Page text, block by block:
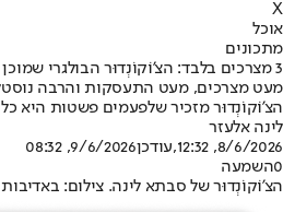
X
אוכל
מתכונים
3 מצרכים בלבד: הצ'וֹקוֹנְדוּר הבולגרי שמוכן כמעט מעצמו
מעט מצרכים, מעט התעסקות והרבה
הצ'וֹקוֹנְדוּר מזכיר שלפעמים פשטות היא
לינה אלעזר
8/6/2026, 12:32
,עודכן9/6/2026, 08:32
0השמעה
הצ'וֹקוֹנְדוּר של סבתא לינה. צילום: